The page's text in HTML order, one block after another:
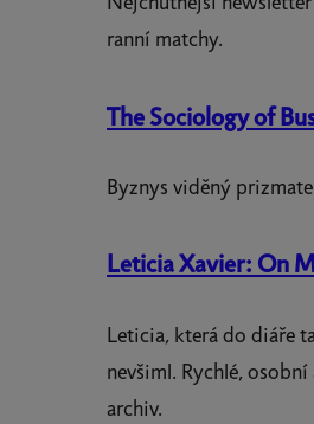
ranní matchy.
The Sociology of
Byznys viděný
Leticia Xavier: On
Leticia, která do diáře
nevšiml. Rychlé,
archiv.